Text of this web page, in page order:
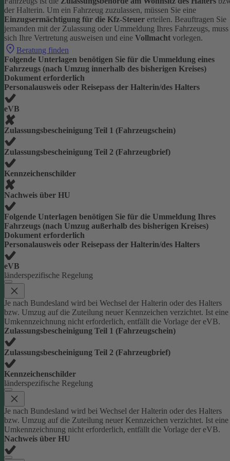
der Halterin. Um ein Fahrzeug zuzulassen, müssen Sie eine
Einzugsermächtigung für die Kfz-Steuer erteilen. Beauftragen Sie
jemanden mit der Zulassung oder Ummeldung Ihres Fahrzeugs, muss
sich Ihre Vertretung ausweisen und eine Vollmacht vorlegen.
Beratung finden
Folgende Unterlagen benötigen Sie für die Ummeldung eines
Fahrzeugs (nach Umzug innerhalb des bisherigen Kreises)
Dokument erforderlich
Personalausweis oder Reisepass der Halterin/des Halters
eVB
Zulassungsbescheinigung Teil 1 (Fahrzeugschein)
Zulassungsbescheinigung Teil 2 (Fahrzeugbrief)
Kennzeichenschilder
Nachweis über HU
Folgende Unterlagen benötigen Sie für die Ummeldung Ihres
Fahrzeugs (nach Umzug außerhalb des bisherigen Kreises)
Dokument erforderlich
Personalausweis oder Reisepass der Halterin/des Halters
eVB
länderspezifische Regelung
Je nach Bundesland wird bei Wechsel der Halterin oder des Halters
bzw. Umzug auf die Zuteilung neuer Kennzeichen verzichtet. Ist eine
Umkennzeichnung nicht erforderlich, entfällt die Vorlage der eVB.
Zulassungsbescheinigung Teil 1 (Fahrzeugschein)
Zulassungsbescheinigung Teil 2 (Fahrzeugbrief)
Kennzeichenschilder
länderspezifische Regelung
Je nach Bundesland wird bei Wechsel der Halterin oder des Halters
bzw. Umzug auf die Zuteilung neuer Kennzeichen verzichtet. Ist eine
Umkennzeichnung nicht erforderlich, entfällt die Vorlage der eVB.
Nachweis über HU